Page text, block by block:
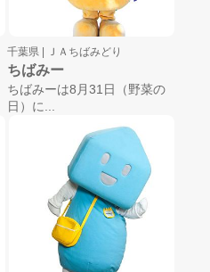
千葉県 | ＪＡちばみどり
ちばみー
ちばみーは8月31日（野菜の
日）に...